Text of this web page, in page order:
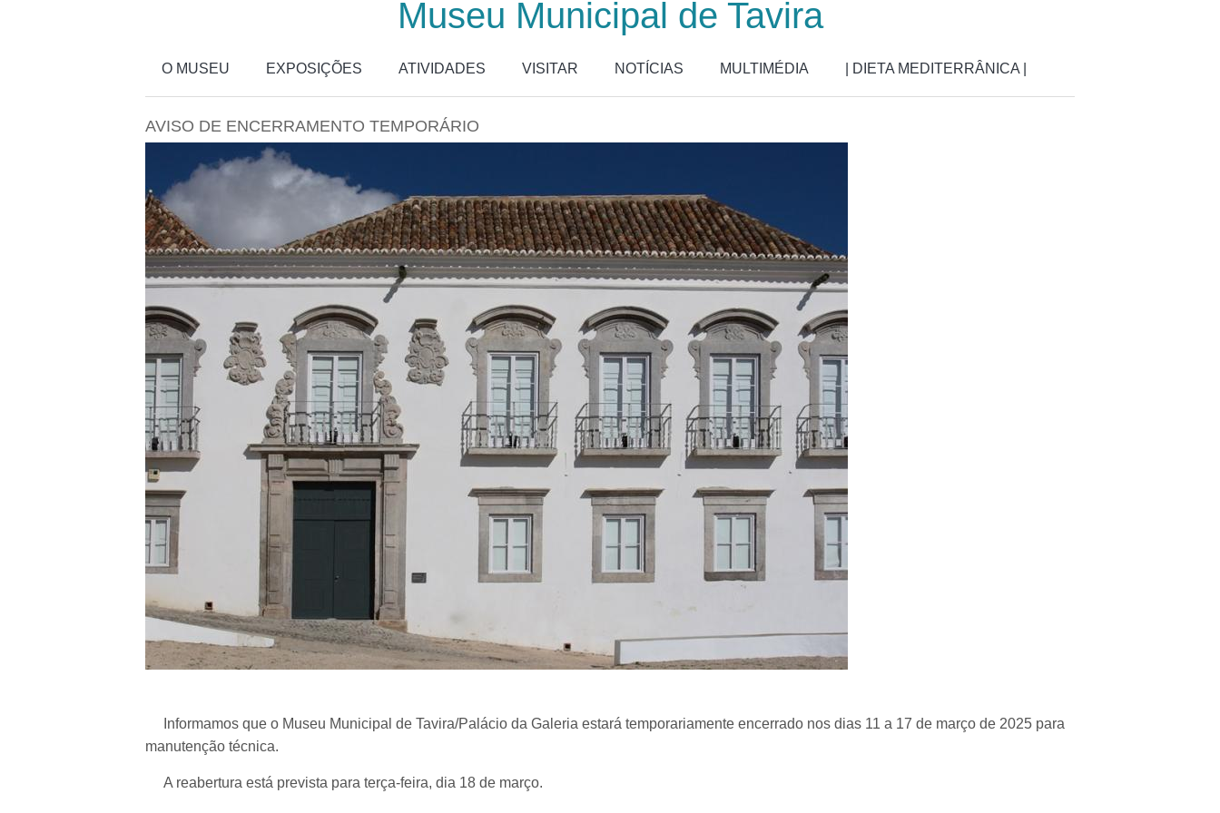
Museu Municipal de Tavira
O MUSEU EXPOSIÇÕES ATIVIDADES VISITAR NOTÍCIAS MULTIMÉDIA | DIETA MEDITERRÂNICA |
AVISO DE ENCERRAMENTO TEMPORÁRIO
Informamos que o Museu Municipal de Tavira/Palácio da Galeria estará temporariamente encerrado nos dias 11 a 17 de março de 2025 para
manutenção técnica.
A reabertura está prevista para terça-feira, dia 18 de março.